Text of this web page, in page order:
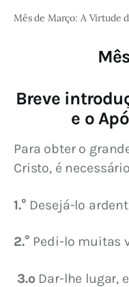
Mês de Março: A Virtude
Breve
e o
Para obter o
Cristo, é
1.° Desejá-lo
2.° Pedi-lo muitas
3.º Dar-lhe lugar,